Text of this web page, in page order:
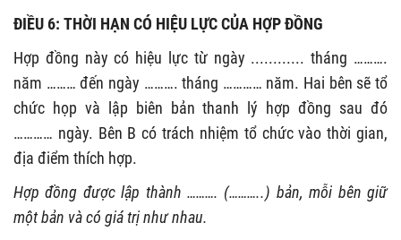
ĐIỀU 6: THỜI HẠN CÓ HIỆU LỰC CỦA HỢP ĐỒNG
Hợp đồng này có hiệu lực từ ngày ............ tháng ……….
năm ……… đến ngày ………. tháng ………… năm. Hai bên sẽ tổ
chức họp và lập biên bản thanh lý hợp đồng sau đó
………… ngày. Bên B có trách nhiệm tổ chức vào thời gian,
địa điểm thích hợp.
Hợp đồng được lập thành ………. (………..) bản, mỗi bên giữ
một bản và có giá trị như nhau.